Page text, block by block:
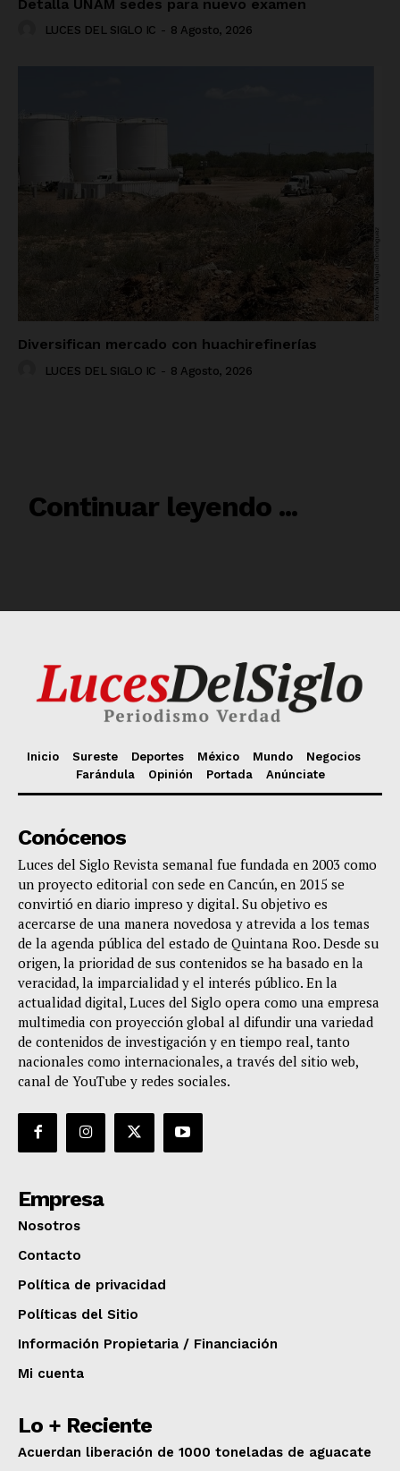
Inicio Sureste Deportes México Mundo
Negocios
Farándula
Opinión Portada Anúnciate
Conócenos
Luces del Siglo Revista semanal fue fundada en 2003 como
un proyecto editorial con sede en Cancún, en 2015 se
convirtió en diario impreso y digital. Su objetivo es
acercarse de una manera novedosa y atrevida a los temas
de la agenda pública del estado de Quintana Roo. Desde su
origen, la prioridad de sus contenidos se ha basado en la
veracidad, la imparcialidad y el interés público. En la
actualidad digital, Luces del Siglo opera como una empresa
multimedia con proyección global al difundir una variedad
de contenidos de investigación y en tiempo real, tanto
nacionales como internacionales, a través del sitio web,
canal de YouTube y redes sociales.
Empresa
Nosotros
Contacto
Política de privacidad
Políticas del Sitio
Información Propietaria / Financiación
Mi cuenta
Lo + Reciente
Acuerdan liberación de 1000 toneladas de aguacate